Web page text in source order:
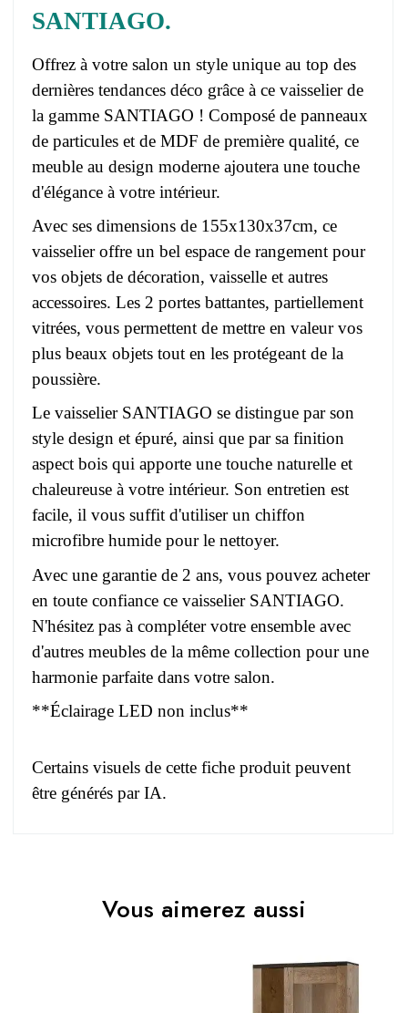
SANTIAGO.
Offrez à votre salon un style unique au top des
dernières tendances déco grâce à ce vaisselier de
la gamme SANTIAGO ! Composé de panneaux
de particules et de MDF de première qualité, ce
meuble au design moderne ajoutera une touche
d'élégance à votre intérieur.
Avec ses dimensions de 155x130x37cm, ce
vaisselier offre un bel espace de rangement pour
vos objets de décoration, vaisselle et autres
accessoires. Les 2 portes battantes, partiellement
vitrées, vous permettent de mettre en valeur vos
plus beaux objets tout en les protégeant de la
poussière.
Le vaisselier SANTIAGO se distingue par son
style design et épuré, ainsi que par sa finition
aspect bois qui apporte une touche naturelle et
chaleureuse à votre intérieur. Son entretien est
facile, il vous suffit d'utiliser un chiffon
microfibre humide pour le nettoyer.
Avec une garantie de 2 ans, vous pouvez acheter
en toute confiance ce vaisselier SANTIAGO.
N'hésitez pas à compléter votre ensemble avec
d'autres meubles de la même collection pour une
harmonie parfaite dans votre salon.
**Éclairage LED non inclus**
Certains visuels de cette fiche produit peuvent
être générés par IA.
Adulte
SANTIAGO
Vous devez vous connecter pour laisser un avis
Vous aimerez aussi